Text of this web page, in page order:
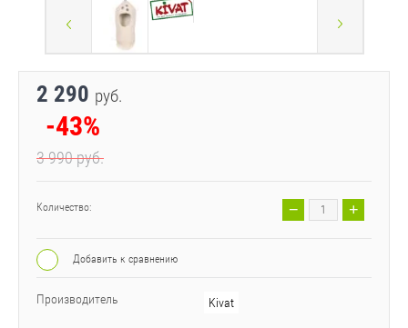
2 290 руб.
-43%
3 990руб.
Количество: − +
Добавить к сравнению
Производитель Kivat